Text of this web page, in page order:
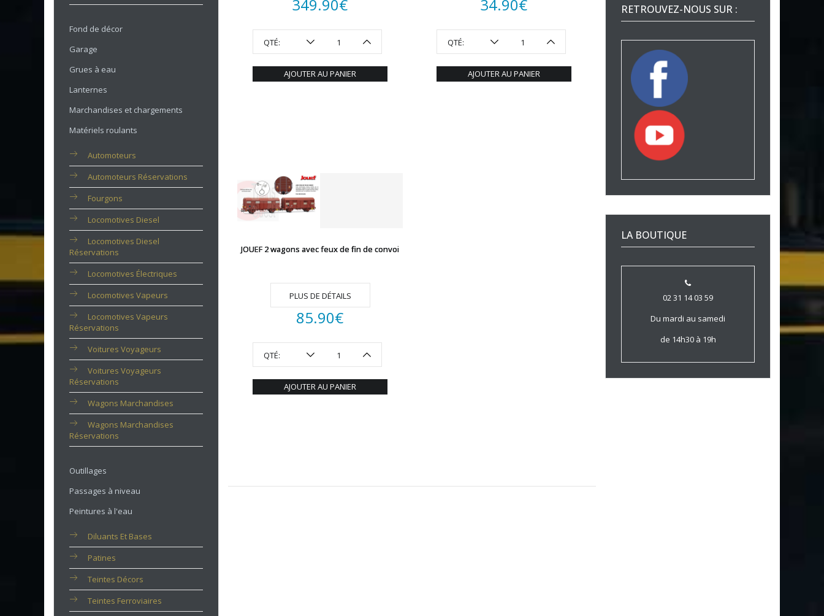
Fond de décor
Garage
Grues à eau
Lanternes
Marchandises et chargements
Matériels roulants
Automoteurs
Automoteurs Réservations
Fourgons
Locomotives Diesel
Locomotives Diesel
Réservations
Locomotives Électriques
Locomotives Vapeurs
Locomotives Vapeurs
Réservations
Voitures Voyageurs
Voitures Voyageurs
Réservations
Wagons Marchandises
Wagons Marchandises
Réservations
Outillages
Passages à niveau
Peintures à l'eau
Diluants Et Bases
Patines
Teintes Décors
Teintes Ferroviaires
349.90€
QTÉ:
AJOUTER AU PANIER
34.90€
QTÉ:
AJOUTER AU PANIER
JOUEF 2 wagons avec feux de fin de convoi
PLUS DE DÉTAILS
85.90€
QTÉ:
AJOUTER AU PANIER
RETROUVEZ-NOUS SUR :
LA BOUTIQUE
02 31 14 03 59
Du mardi au samedi
de 14h30 à 19h